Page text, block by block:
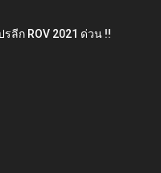
ลีก ROV 2021 ด่วน !!